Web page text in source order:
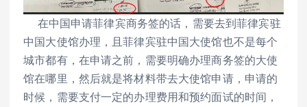
在中国申请菲律宾商务签的话，需要去到菲律宾驻
中国大使馆办理，且菲律宾驻中国大使馆也不是每个
城市都有，在申请之前，需要明确办理商务签的大使
馆在哪里，然后就是将材料带去大使馆申请，申请的
时候，需要支付一定的办理费用和预约面试的时间，